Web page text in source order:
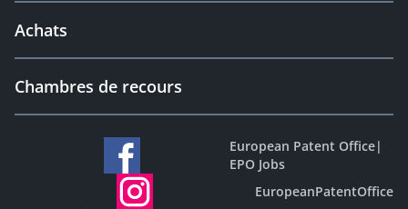
Achats
Chambres de recours
European Patent Office|
EPO Jobs
EuropeanPatentOffice